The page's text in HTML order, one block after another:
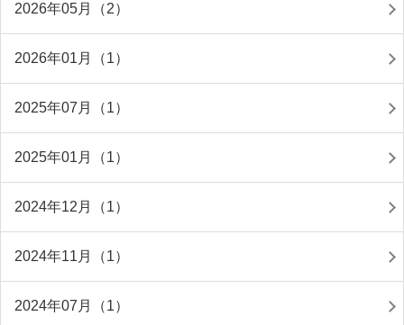
2026年05月（2）
2026年01月（1）
2025年07月（1）
2025年01月（1）
2024年12月（1）
2024年11月（1）
2024年07月（1）